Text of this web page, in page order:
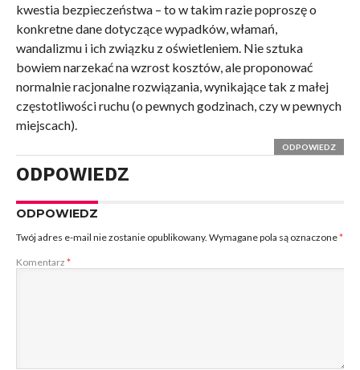
kwestia bezpieczeństwa – to w takim razie poproszę o
konkretne dane dotyczące wypadków, włamań,
wandalizmu i ich związku z oświetleniem. Nie sztuka
bowiem narzekać na wzrost kosztów, ale proponować
normalnie racjonalne rozwiązania, wynikające tak z małej
częstotliwości ruchu (o pewnych godzinach, czy w pewnych
miejscach).
ODPOWIEDZ
ODPOWIEDZ
ODPOWIEDZ
Twój adres e-mail nie zostanie opublikowany. Wymagane pola są oznaczone*
Komentarz *